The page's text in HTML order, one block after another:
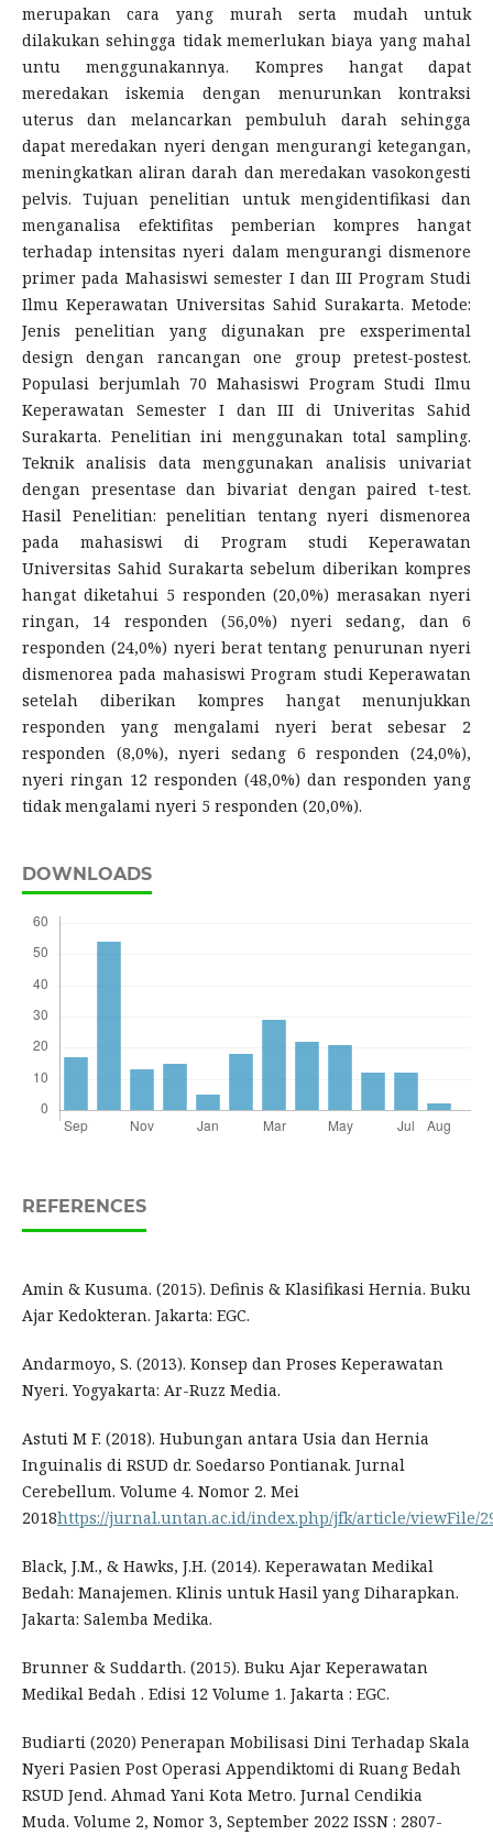
merupakan cara yang murah serta mudah untuk
dilakukan sehingga tidak memerlukan biaya yang mahal
untu menggunakannya. Kompres hangat dapat
meredakan iskemia dengan menurunkan kontraksi
uterus dan melancarkan pembuluh darah sehingga
dapat meredakan nyeri dengan mengurangi ketegangan,
meningkatkan aliran darah dan meredakan vasokongesti
pelvis. Tujuan penelitian untuk mengidentifikasi dan
menganalisa efektifitas pemberian kompres hangat
terhadap intensitas nyeri dalam mengurangi dismenore
primer pada Mahasiswi semester I dan III Program Studi
Ilmu Keperawatan Universitas Sahid Surakarta. Metode:
Jenis penelitian yang digunakan pre exsperimental
design dengan rancangan one group pretest-postest.
Populasi berjumlah 70 Mahasiswi Program Studi Ilmu
Keperawatan Semester I dan III di Univeritas Sahid
Surakarta. Penelitian ini menggunakan total sampling.
Teknik analisis data menggunakan analisis univariat
dengan presentase dan bivariat dengan paired t-test.
Hasil Penelitian: penelitian tentang nyeri dismenorea
pada mahasiswi di Program studi Keperawatan
Universitas Sahid Surakarta sebelum diberikan kompres
hangat diketahui 5 responden (20,0%) merasakan nyeri
ringan, 14 responden (56,0%) nyeri sedang, dan 6
responden (24,0%) nyeri berat tentang penurunan nyeri
dismenorea pada mahasiswi Program studi Keperawatan
setelah diberikan kompres hangat menunjukkan
responden yang mengalami nyeri berat sebesar 2
responden (8,0%), nyeri sedang 6 responden (24,0%),
nyeri ringan 12 responden (48,0%) dan responden yang
tidak mengalami nyeri 5 responden (20,0%).
DOWNLOADS
REFERENCES
Amin & Kusuma. (2015). Definis & Klasifikasi Hernia. Buku
Ajar Kedokteran. Jakarta: EGC.
Andarmoyo, S. (2013). Konsep dan Proses Keperawatan
Nyeri. Yogyakarta: Ar-Ruzz Media.
Astuti M F. (2018). Hubungan antara Usia dan Hernia
Inguinalis di RSUD dr. Soedarso Pontianak. Jurnal
Cerebellum. Volume 4. Nomor 2. Mei
2018https://jurnal.untan.ac.id/index.php/jfk/article/viewFile/
Black, J.M., & Hawks, J.H. (2014). Keperawatan Medikal
Bedah: Manajemen. Klinis untuk Hasil yang Diharapkan.
Jakarta: Salemba Medika.
Brunner & Suddarth. (2015). Buku Ajar Keperawatan
Medikal Bedah . Edisi 12 Volume 1. Jakarta : EGC.
Budiarti (2020) Penerapan Mobilisasi Dini Terhadap Skala
Nyeri Pasien Post Operasi Appendiktomi di Ruang Bedah
RSUD Jend. Ahmad Yani Kota Metro. Jurnal Cendikia
Muda. Volume 2, Nomor 3, September 2022 ISSN : 2807-